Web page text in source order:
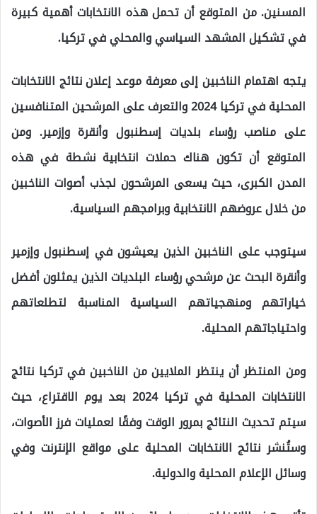
المسنين. من المتوقع أن تحمل هذه الانتخابات أهمية كبيرة
في تشكيل المشهد السياسي والمحلي في تركيا.
يتجه اهتمام الناخبين إلى معرفة موعد إعلان نتائج الانتخابات
المحلية في تركيا 2024 والتعرف على المرشحين المتنافسين
على مناصب رؤساء بلديات إسطنبول وأنقرة وإزمير. ومن
المتوقع أن تكون هناك حملات انتخابية نشطة في هذه
المدن الكبرى، حيث يسعى المرشحون لجذب أصوات الناخبين
من خلال عروضهم الانتخابية وبرامجهم السياسية.
سيتوجب على الناخبين الذين يعيشون في إسطنبول وإزمير
وأنقرة البحث عن مرشحي رؤساء البلديات الذين يمثلون أفضل
خياراتهم ومنهجياتهم السياسية المناسبة لتطلعاتهم
واحتياجاتهم المحلية.
ومن المنتظر أن ينتظر الملايين من الناخبين في تركيا نتائج
الانتخابات المحلية في تركيا 2024 بعد يوم الاقتراع، حيث
سيتم تحديث النتائج بمرور الوقت وفقًا لعمليات فرز الأصوات،
وستُنشر نتائج الانتخابات المحلية على مواقع الإنترنت وفي
وسائل الإعلام المحلية والدولية.